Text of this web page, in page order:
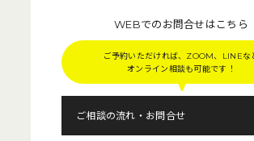
WEBでのお問合せはこちら
ご予約いただければ、ZOOM、LINEな
オンライン相談も可能です！
ご相談の流れ・お問合せ